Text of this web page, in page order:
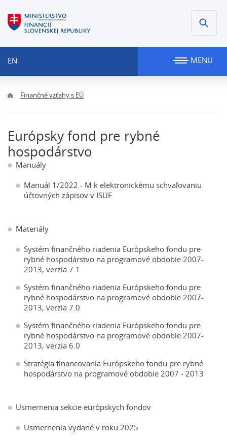
EN MENU
Finančné vzťahy s EÚ
Európsky fond pre rybné
hospodárstvo
Manuály
Manuál 1/2022 - M k elektronickému schvaľovaniu
účtovných zápisov v ISUF
Materiály
Systém finančného riadenia Európskeho fondu pre
rybné hospodárstvo na programové obdobie 2007-
2013, verzia 7.1
Systém finančného riadenia Európskeho fondu pre
rybné hospodárstvo na programové obdobie 2007-
2013, verzia 7.0
Systém finančného riadenia Európskeho fondu pre
rybné hospodárstvo na programové obdobie 2007-
2013, verzia 6.0
Stratégia financovania Európskeho fondu pre rybné
hospodárstvo na programové obdobie 2007 - 2013
Usmernenia sekcie európskych fondov
Usmernenia vydané v roku 2025